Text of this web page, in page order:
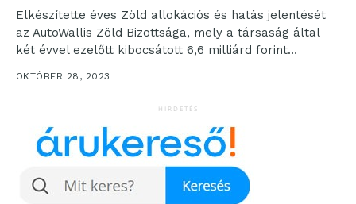
Elkészítette éves Zöld allokációs és hatás jelentését
az AutoWallis Zöld Bizottsága, mely a társaság által
két évvel ezelőtt kibocsátott 6,6 milliárd forint
összegű,...
OKTÓBER 28, 2023
HIRDETÉS